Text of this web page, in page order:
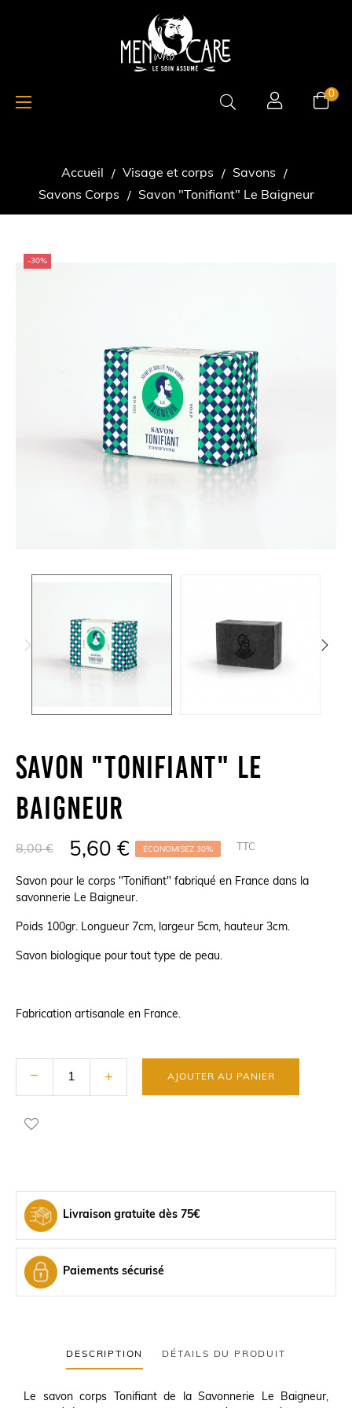
0
Basculer
la
☰
Accueil Visage et corps
Savons
Savons Corps
Savon "Tonifiant" Le Baigneur
-30%
Savon "Tonifiant" Le
Baigneur
8,00 € 5,60 € ÉCONOMISEZ 30% TTC
Savon pour le corps "Tonifiant" fabriqué en France dans la
savonnerie Le Baigneur.
Poids 100gr. Longueur 7cm, largeur 5cm, hauteur 3cm.
Savon biologique pour tout type de peau.
Fabrication artisanale en France.
AJOUTER AU PANIER
Livraison gratuite dès 75€
Paiements sécurisé
DESCRIPTION DÉTAILS DU PRODUIT
Le savon corps Tonifiant de la Savonnerie Le Baigneur,